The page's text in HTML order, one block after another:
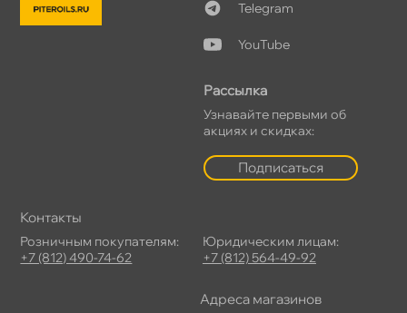
Telegram
YouTube
Рассылка
Узнавайте первыми о
акциях и скидках:
Подписаться
Контакты
Розничным покупателям:
+7 (812) 490-74-62
Юридическим лицам:
+7 (812) 564-49-92
Адреса магазино